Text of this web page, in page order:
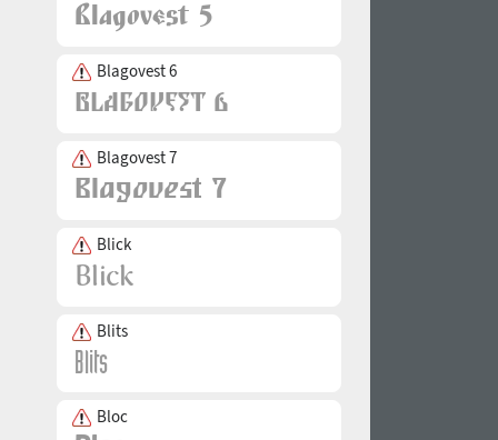
Blagovest 6
Blagovest 7
Blick
Blits
Bloc